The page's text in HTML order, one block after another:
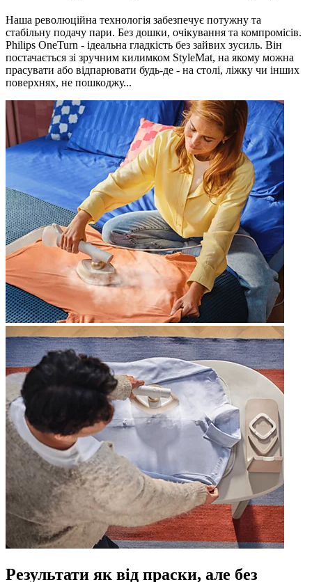
Наша революційна технологія забезпечує потужну та
стабільну подачу пари. Без дошки, очікування та компромісів.
Philips OneTurn - ідеальна гладкість без зайвих зусиль. Він
постачається зі зручним килимком StyleMat, на якому можна
прасувати або відпарювати будь-де - на столі, ліжку чи інших
поверхнях, не пошкоджу...
Результати як від праски, але без